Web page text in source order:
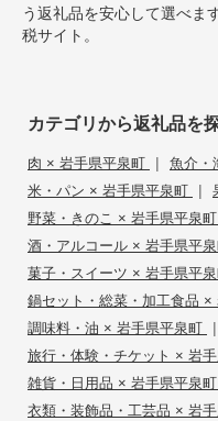
う返礼品を安心して選べま
税サイト。
カテゴリから返礼品を
肉 × 岩手県平泉町 | 魚介・
米・パン × 岩手県平泉町 |
野菜・きのこ × 岩手県平泉町
酒・アルコール × 岩手県平
菓子・スイーツ × 岩手県平
鍋セット・総菜・加工食品 ×
調味料・油 × 岩手県平泉町 |
旅行・体験・チケット × 岩
雑貨・日用品 × 岩手県平泉町
衣類・装飾品・工芸品 × 岩